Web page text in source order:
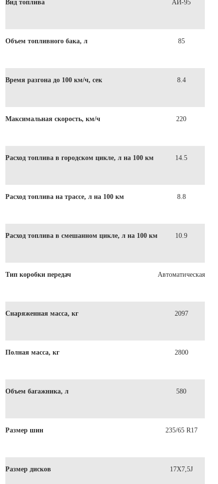
Вид топлива АИ-95
Объем топливного бака, л 85
Время разгона до 100 км/ч, сек 8.4
Максимальная скорость, км/ч 220
Расход топлива в городском цикле, л на 100 км 14.5
Расход топлива на трассе, л на 100 км 8.8
Расход топлива в смешанном цикле, л на 100 км 10.9
Тип коробки передач Автоматическая
Снаряженная масса, кг 2097
Полная масса, кг 2800
Объем багажника, л 580
Размер шин 235/65 R17
Размер дисков 17X7,5J